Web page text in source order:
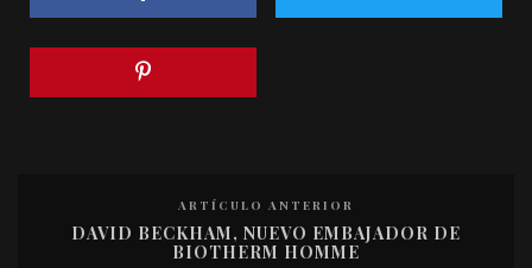
ARTÍCULO ANTERIOR
DAVID BECKHAM, NUEVO EMBAJADOR DE
BIOTHERM HOMME